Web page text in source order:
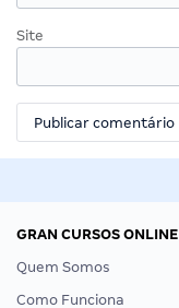
Site
GRAN CURSOS ONLINE
Quem Somos
Como Funciona